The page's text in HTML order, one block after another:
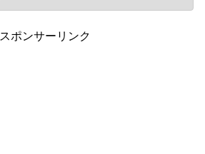
スポンサーリンク